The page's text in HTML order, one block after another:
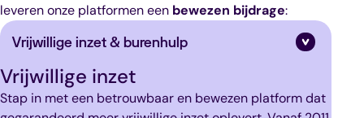
leveren onze platformen een bewezen bijdrage:
Vrijwillige inzet & burenhulp
Vrijwillige inzet
Stap in met een betrouwbaar en bewezen platform dat